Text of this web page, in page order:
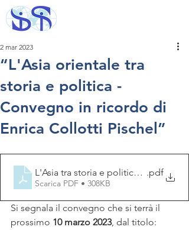
“L'Asia orientale tra
storia e politica -
Convegno in ricordo di
Enrica Collotti Pischel”
2 mar 2023
L'Asia tra storia e politica_programma
.pdf
Scarica PDF • 308KB
Si segnala il convegno che si terrà il
prossimo 10 marzo 2023, dal titolo: